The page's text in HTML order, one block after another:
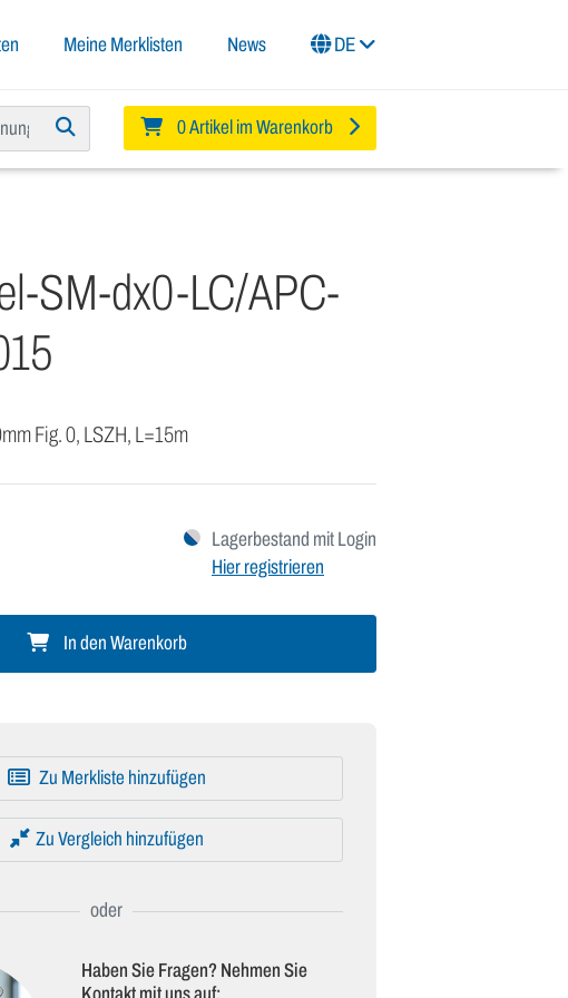
Meine Merklisten News DE
0 Artikel im Warenkorb
SM-dx0-LC/APC-
Fig. 0, LSZH, L=15m
Lagerbestand mit Login
Hier registrieren
In den Warenkorb
Zu Merkliste hinzufügen
Zu Vergleich hinzufügen
Haben Sie Fragen? Nehmen Sie